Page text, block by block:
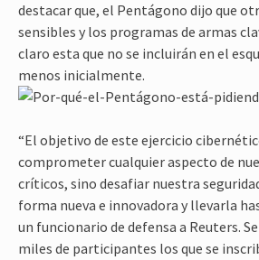
destacar que, el Pentágono dijo que
sensibles y los programas de armas
claro esta que no se incluirán en el
menos inicialmente.
“El objetivo de este ejercicio
comprometer cualquier aspecto de
críticos, sino desafiar nuestra
forma nueva e innovadora y llevarla
un funcionario de defensa a Reuters.
miles de participantes los que se